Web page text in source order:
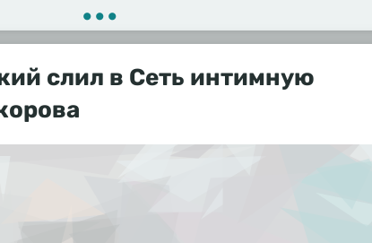
•••
слил в Сеть интимную